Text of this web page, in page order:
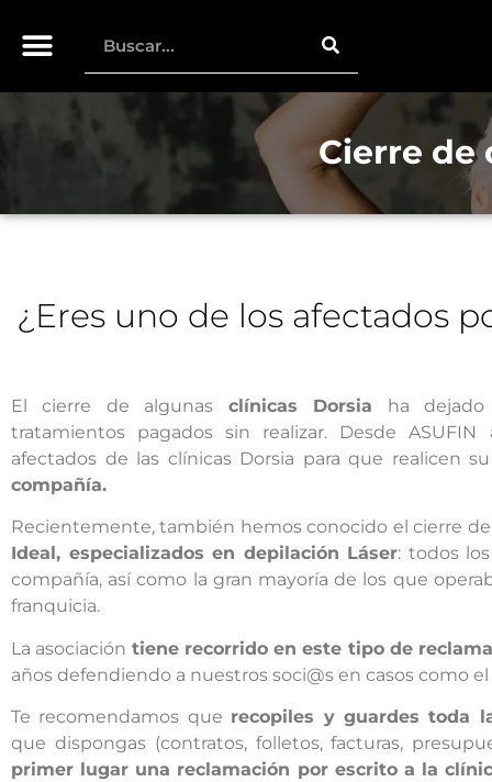
Cierre de
¿Eres uno de los afectados
El cierre de algunas clínicas Dorsia ha
tratamientos pagados sin realizar. Desde
afectados de las clínicas Dorsia para que realicen su
compañía.
Recientemente, también hemos conocido el cierre
Ideal, especializados en depilación Láser: todos
compañía, así como la gran mayoría de los que
franquicia.
La asociación tiene recorrido en este tipo de
años defendiendo a nuestros soci@s en casos como
Te recomendamos que recopiles y guardes toda
que dispongas (contratos, folletos, facturas,
primer lugar una reclamación por escrito a la